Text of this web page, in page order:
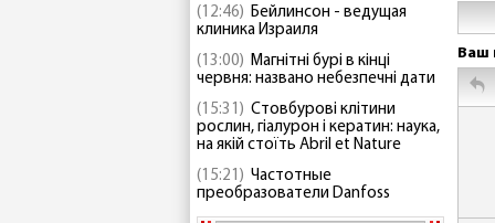
(12:46) Бейлинсон - ведущая
клиника Израиля
(13:00) Магнітні бурі в кінці
червня: названо небезпечні дати
(15:31) Стовбурові клітини
рослин, гіалурон і кератин: наука,
на якій стоїть Abril et Nature
(15:21) Частотные
преобразователи Danfoss
Ваш